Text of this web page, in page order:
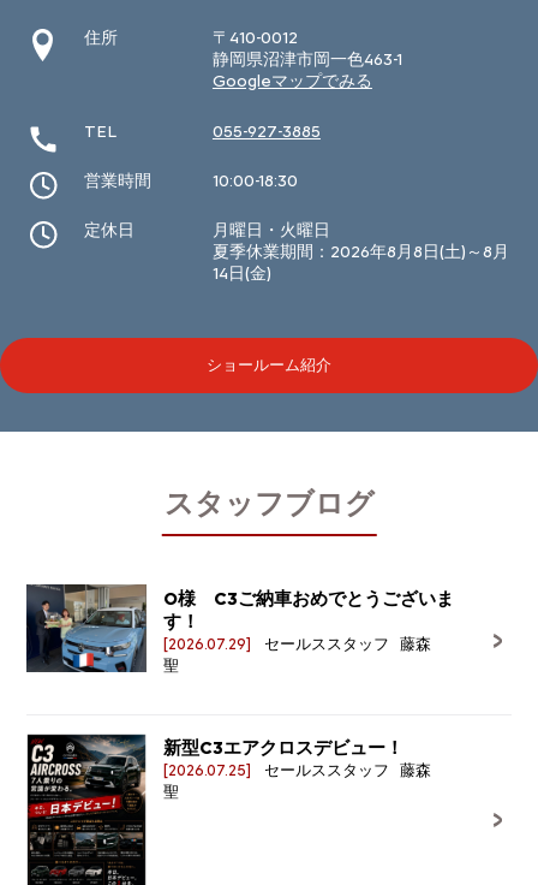
住所
〒410-0012
静岡県沼津市岡一色463-1
Googleマップでみる
TEL 055-927-3885
営業時間 10:00-18:30
定休日
月曜日・火曜日
夏季休業期間：2026年8月8日(土)～8月
14日(金)
ショールーム紹介
スタッフブログ
O様 C3ご納車おめでとうございま
す！
[2026.07.29]
セールススタッフ 藤森
聖
新型C3エアクロスデビュー！
[2026.07.25]
セールススタッフ 藤森
聖